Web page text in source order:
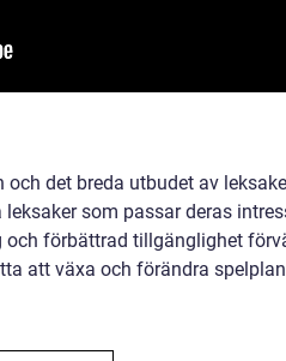
det breda utbudet av
som passar deras
och förbättrad tillgänglighet
att växa och förändra